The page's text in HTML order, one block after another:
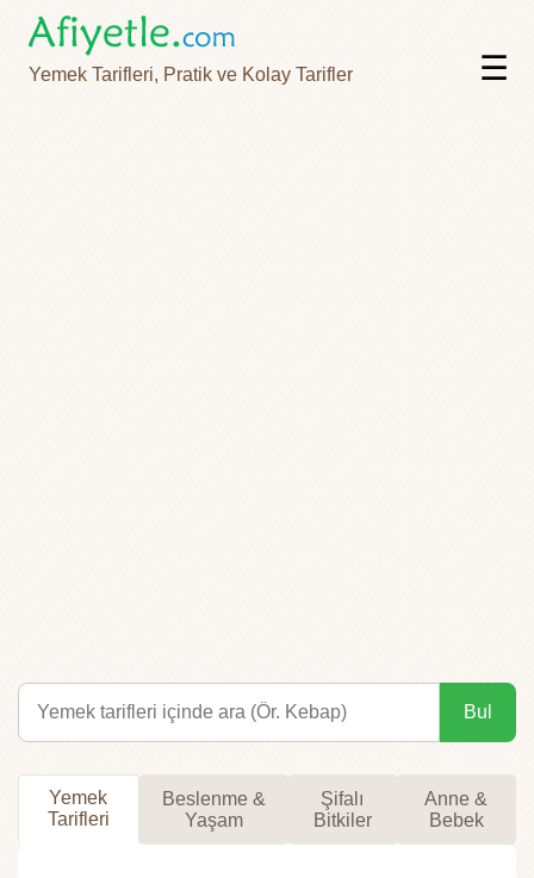
Yemek Tarifleri, Pratik ve Kolay Tarifler ☰
Bul
Yemek
Tarifleri
Beslenme &
Yaşam
Şifalı
Bitkiler
Anne &
Bebek